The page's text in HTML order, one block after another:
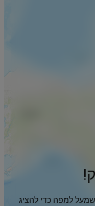
למפה כדי להציג